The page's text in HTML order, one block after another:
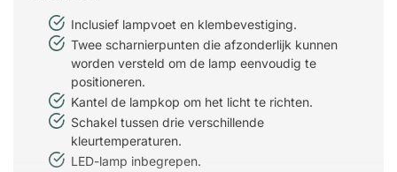
Inclusief lampvoet en klembevestiging.
Twee scharnierpunten die afzonderlijk kunnen
worden versteld om de lamp eenvoudig te
positioneren.
Kantel de lampkop om het licht te richten.
Schakel tussen drie verschillende
kleurtemperaturen.
LED-lamp inbegrepen.